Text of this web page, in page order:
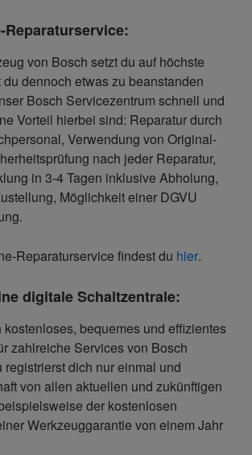
von Bosch setzt du auf höchste
dennoch etwas zu beanstanden
Bosch Servicezentrum schnell und
Vorteil hierbei sind: Reparatur durch
Verwendung von Original-
nach jeder Reparatur,
in 3-4 Tagen inklusive Abholung,
Möglichkeit einer DGVU
Reparaturservice findest du hier.
digitale Schaltzentrale:
bequemes und effizientes
zahlreiche Services von Bosch
registrierst dich nur einmal und
von allen aktuellen und zukünftigen
der kostenlosen
Werkzeuggarantie von einem Jahr